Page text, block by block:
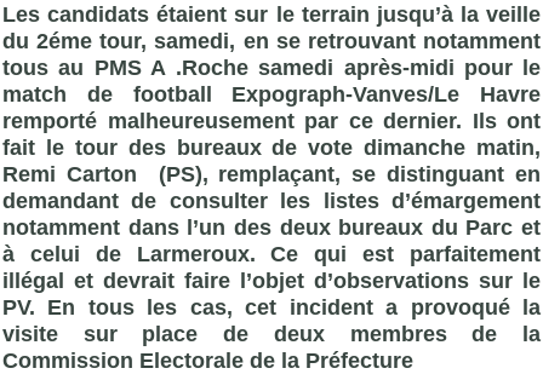
Les candidats étaient sur le terrain jusqu’à la veille
du 2éme tour, samedi, en se retrouvant notamment
tous au PMS A .Roche samedi après-midi pour le
match de football Expograph-Vanves/Le Havre
remporté malheureusement par ce dernier. Ils ont
fait le tour des bureaux de vote dimanche matin,
Remi Carton (PS), remplaçant, se distinguant en
demandant de consulter les listes d’émargement
notamment dans l’un des deux bureaux du Parc et
à celui de Larmeroux. Ce qui est parfaitement
illégal et devrait faire l’objet d’observations sur le
PV. En tous les cas, cet incident a provoqué la
visite sur place de deux membres de la
Commission Electorale de la Préfecture